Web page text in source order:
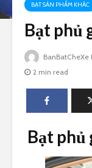
BẠT SẢN PHẨM KHÁC
Bạt phủ
BanBatCheXe
2 min read
Bạt phủ